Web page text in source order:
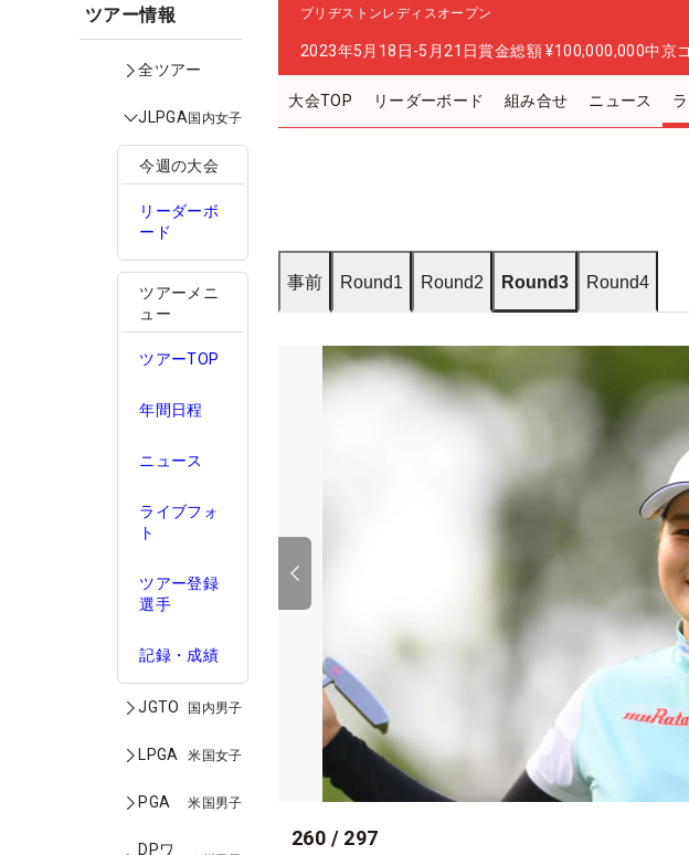
ツアー情報
全ツアー
JLPGA国内女子
今週の大会
リーダーボ
ード
ツアーメニ
ュー
ツアーTOP
年間日程
ニュース
ライブフォ
ト
ツアー登録
選手
記録・成績
JGTO 国内男子
LPGA 米国女子
PGA 米国男子
DPワ
ブリヂストンレディスオープン
2023年5月18日-5月21日賞金総額 ¥100,000,000中京
大会TOP リーダーボード 組み合せ ニュース
事前 Round1 Round2 Round3 Round4
260 / 297